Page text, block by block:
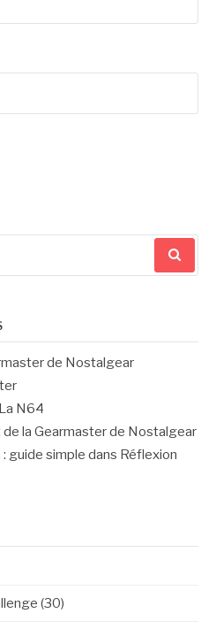
de Nostalgear
N64
de la Gearmaster de Nostalgear
: guide simple dans Réflexion
(30)